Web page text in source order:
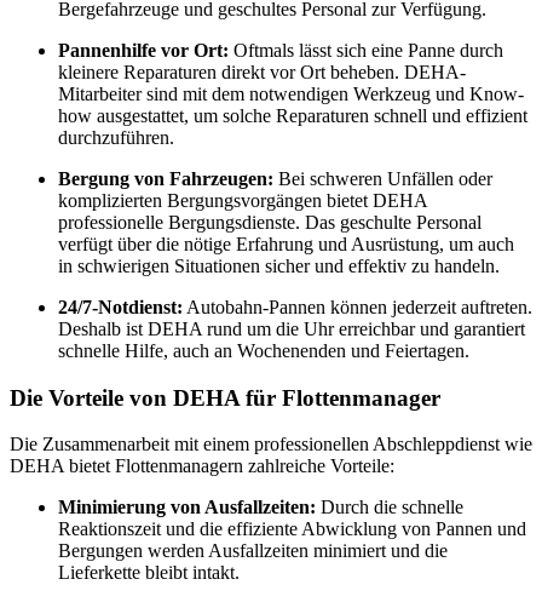
Bergefahrzeuge und geschultes Personal zur Verfügung.
Pannenhilfe vor Ort: Oftmals lässt sich eine Panne durch
kleinere Reparaturen direkt vor Ort beheben. DEHA-
Mitarbeiter sind mit dem notwendigen Werkzeug und Know-
how ausgestattet, um solche Reparaturen schnell und effizient
durchzuführen.
Bergung von Fahrzeugen: Bei schweren Unfällen oder
komplizierten Bergungsvorgängen bietet DEHA
professionelle Bergungsdienste. Das geschulte Personal
verfügt über die nötige Erfahrung und Ausrüstung, um auch
in schwierigen Situationen sicher und effektiv zu handeln.
24/7-Notdienst: Autobahn-Pannen können jederzeit auftreten.
Deshalb ist DEHA rund um die Uhr erreichbar und garantiert
schnelle Hilfe, auch an Wochenenden und Feiertagen.
Die Vorteile von DEHA für Flottenmanager
Die Zusammenarbeit mit einem professionellen Abschleppdienst wie
DEHA bietet Flottenmanagern zahlreiche Vorteile:
Minimierung von Ausfallzeiten: Durch die schnelle
Reaktionszeit und die effiziente Abwicklung von Pannen und
Bergungen werden Ausfallzeiten minimiert und die
Lieferkette bleibt intakt.